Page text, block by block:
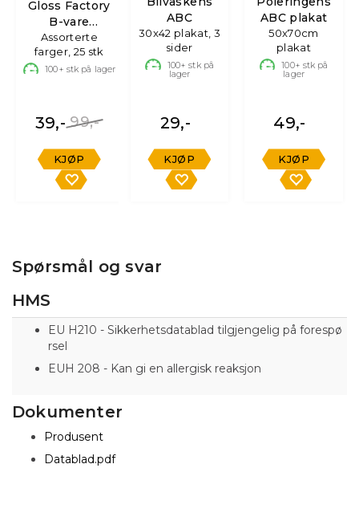
Gloss Factory
B-vare
Mikrofiberkluter
Assorterte
farger, 25 stk
100+ stk på lager
99,-
39,-
KJØP
ABC
30x42 plakat, 3
sider
100+ stk på
lager
29,-
KJØP
ABC plakat
50x70cm
plakat
100+ stk på
lager
49,-
KJØP
Spørsmål og svar
HMS
EU H210 - Sikkerhetsdatablad tilgjengelig på forespø
rsel
EUH 208 - Kan gi en allergisk reaksjon
Dokumenter
Produsent
Datablad.pdf